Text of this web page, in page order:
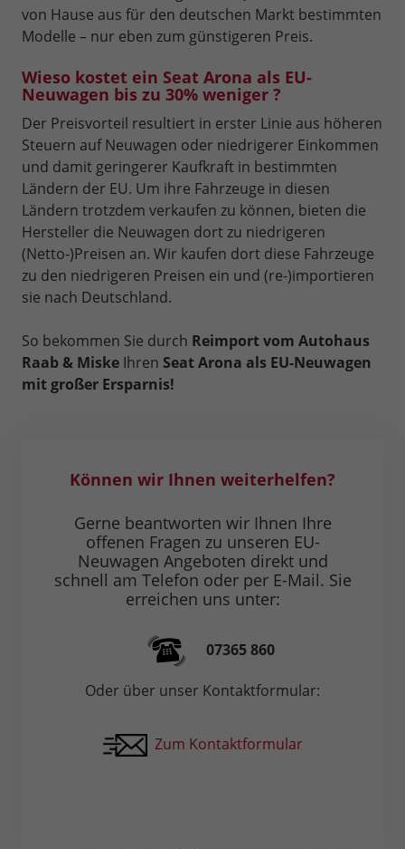
von Hause aus für den deutschen Markt bestimmten
Modelle – nur eben zum günstigeren Preis.
Wieso kostet ein Seat Arona als EU-
Neuwagen bis zu 30% weniger ?
Der Preisvorteil resultiert in erster Linie aus höheren
Steuern auf Neuwagen oder niedrigerer Einkommen
und damit geringerer Kaufkraft in bestimmten
Ländern der EU. Um ihre Fahrzeuge in diesen
Ländern trotzdem verkaufen zu können, bieten die
Hersteller die Neuwagen dort zu niedrigeren
(Netto-)Preisen an. Wir kaufen dort diese Fahrzeuge
zu den niedrigeren Preisen ein und (re-)importieren
sie nach Deutschland.
So bekommen Sie durch Reimport vom Autohaus
Raab & Miske Ihren Seat Arona als EU-Neuwagen
mit großer Ersparnis!
Können wir Ihnen weiterhelfen?
Gerne beantworten wir Ihnen Ihre
offenen Fragen zu unseren EU-
Neuwagen Angeboten direkt und
schnell am Telefon oder per E-Mail. Sie
erreichen uns unter:
07365 860
Oder über unser Kontaktformular:
Zum Kontaktformular